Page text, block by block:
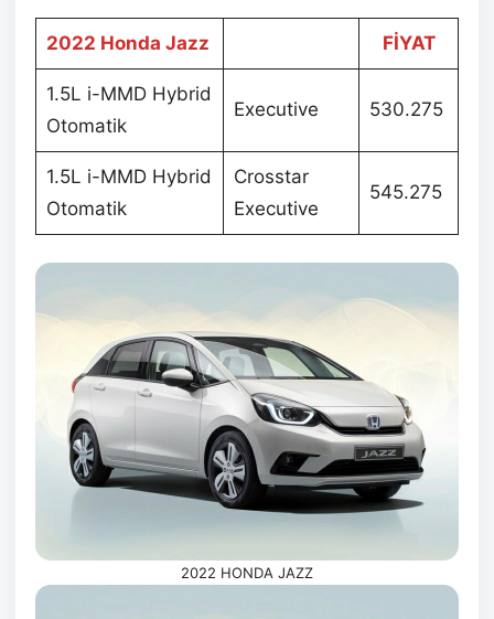
2022 Honda Jazz FİYAT
1.5L i-MMD Hybrid
Otomatik
Executive 530.275
1.5L i-MMD Hybrid
Otomatik
Crosstar
Executive
545.275
2022 HONDA JAZZ